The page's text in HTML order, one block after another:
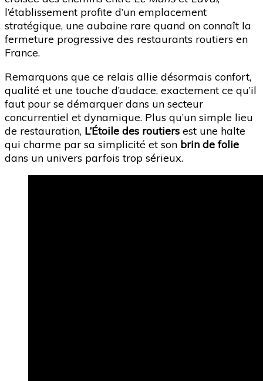
l’établissement profite d’un emplacement
stratégique, une aubaine rare quand on connaît la
fermeture progressive des restaurants routiers en
France.
Remarquons que ce relais allie désormais confort,
qualité et une touche d’audace, exactement ce qu’il
faut pour se démarquer dans un secteur
concurrentiel et dynamique. Plus qu’un simple lieu
de restauration, L’Étoile des routiers est une halte
qui charme par sa simplicité et son brin de folie
dans un univers parfois trop sérieux.